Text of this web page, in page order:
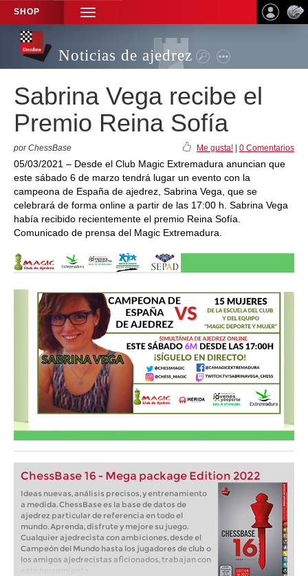
SHOP
TOGGLE
NAVIGATION
Noticias de ajedrez
Sabrina Vega recibe el
Premio Reina Sofía
por ChessBase Me gusta! 0 Comentarios
05/03/2021 – Desde el Club Magic Extremadura anuncian que
este sábado 6 de marzo tendrá lugar un evento con la
campeona de España de ajedrez, Sabrina Vega, que se
celebrará de forma online a partir de las 17:00 h. Sabrina Vega
había recibido recientemente el premio Reina Sofía.
Comunicado de prensa del Magic Extremadura.
ChessBase 16 - Mega package Edition 2022
Ideas nuevas, análisis precisos, y entrenamiento
a medida. ChessBase es la base de datos de
ajedrez particular de referencia en todo el
mundo. Aprenda, disfrute y mejore su juego.
Cualquier ajedrecista con ambiciones, desde el
Campeón del Mundo hasta los jugadores de club o
los amigos ajedrecistas aficionados, trabajan con